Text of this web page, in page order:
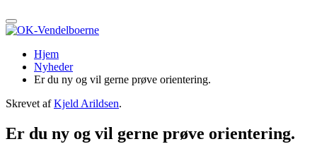
Hjem
Nyheder
Er du ny og vil gerne prøve orientering.
Skrevet afKjeld Arildsen.
Er du ny og vil gerne prøve orientering.